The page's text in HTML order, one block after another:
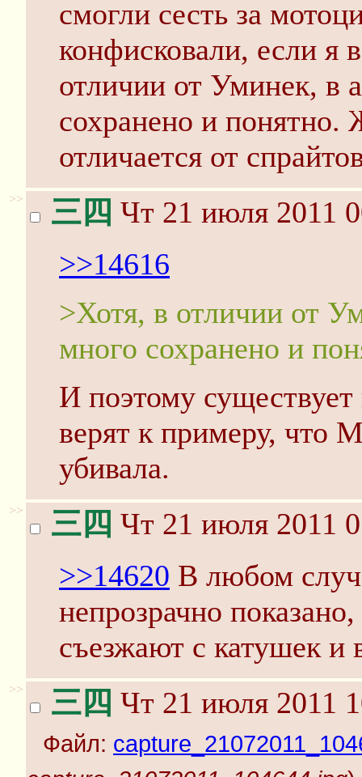
смогли сесть за
конфисковали, если я
отличии от Уминек, в
сохранено и понятно.
отличается от
>> 三四 Чт 21 июля 2011
>>14616
>Хотя, в отличии от
много сохранено и
И поэтому существует
верят к примеру, что
убивала.
>> 三四 Чт 21 июля 2011
>>14620 В любом
непрозрачно
съезжают с катушек
>> 三四 Чт 21 июля 2011
Файл: